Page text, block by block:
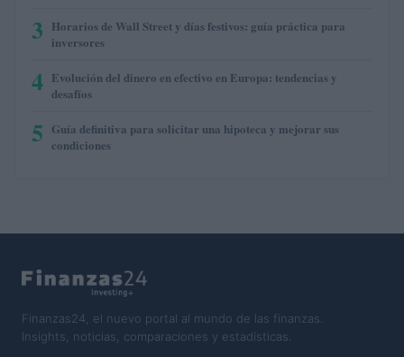
3 Horarios de Wall Street y días festivos: guía práctica para
inversores
4 Evolución del dinero en efectivo en Europa: tendencias y
desafíos
5 Guía definitiva para solicitar una hipoteca y mejorar sus
condiciones
Finanzas24, el nuevo portal al mundo de las finanzas.
Insights, noticias, comparaciones y estadísticas.